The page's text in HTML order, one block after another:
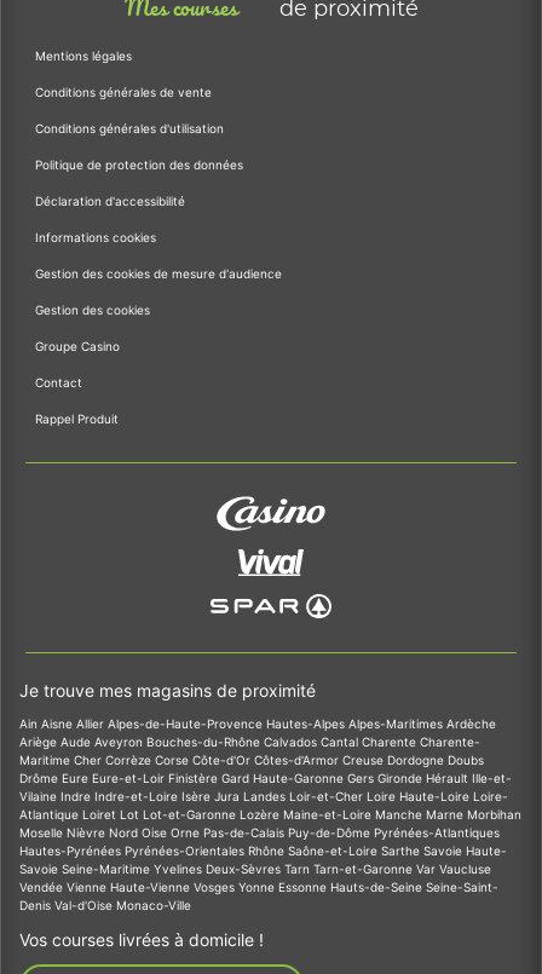
Mes courses de proximité
Mentions légales
Conditions générales de vente
Conditions générales d'utilisation
Politique de protection des données
Déclaration d'accessibilité
Informations cookies
Gestion des cookies de mesure d'audience
Gestion des cookies
Groupe Casino
Contact
Rappel Produit
Je trouve mes magasins de proximité
Ain Aisne Allier Alpes-de-Haute-Provence Hautes-Alpes Alpes-Maritimes Ardèche
Ariège Aude Aveyron Bouches-du-Rhône Calvados Cantal Charente Charente-
Maritime Cher Corrèze Corse Côte-d'Or Côtes-d'Armor Creuse Dordogne Doubs
Drôme Eure Eure-et-Loir Finistère Gard Haute-Garonne Gers Gironde Hérault Ille-et-
Vilaine Indre Indre-et-Loire Isère Jura Landes Loir-et-Cher Loire Haute-Loire Loire-
Atlantique Loiret Lot Lot-et-Garonne Lozère Maine-et-Loire Manche Marne Morbihan
Moselle Nièvre Nord Oise Orne Pas-de-Calais Puy-de-Dôme Pyrénées-Atlantiques
Hautes-Pyrénées Pyrénées-Orientales Rhône Saône-et-Loire Sarthe Savoie Haute-
Savoie Seine-Maritime Yvelines Deux-Sèvres Tarn Tarn-et-Garonne Var Vaucluse
Vendée Vienne Haute-Vienne Vosges Yonne Essonne Hauts-de-Seine Seine-Saint-
Denis Val-d'Oise Monaco-Ville
Vos courses livrées à domicile !